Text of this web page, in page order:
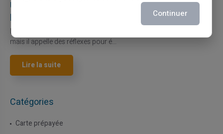
Utilisation responsable du paiement mobile avec
la carte Veritas
Le paiement mobile s'est imposé dans les habitudes quotidiennes,
mais il appelle des réflexes pour é...
Lire la suite
Catégories
Carte prépayée
Continuer